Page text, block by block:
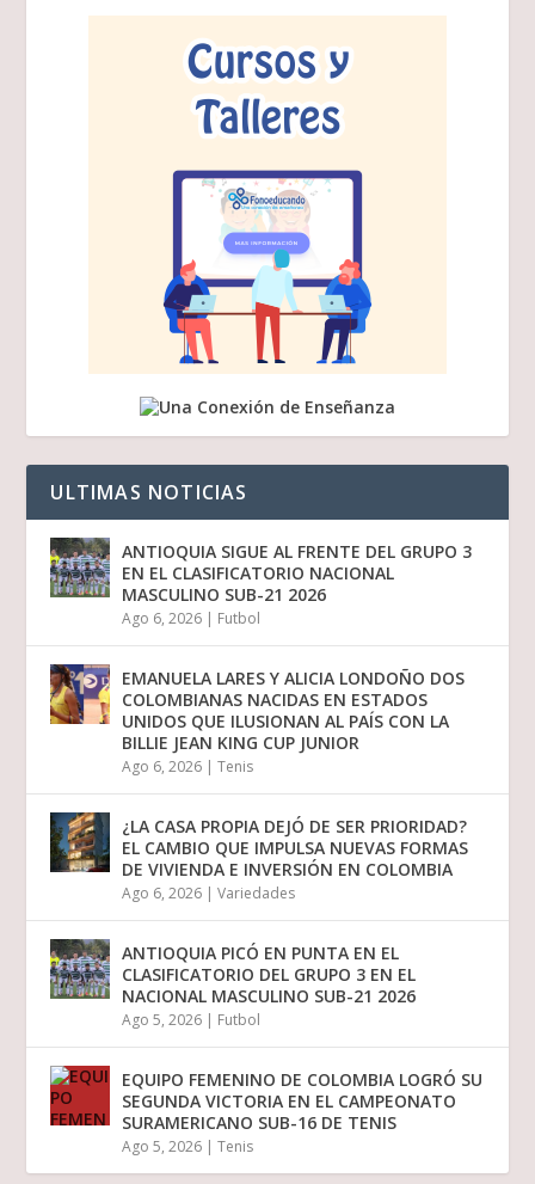
ULTIMAS NOTICIAS
ANTIOQUIA SIGUE AL FRENTE DEL GRUPO 3
EN EL CLASIFICATORIO NACIONAL
MASCULINO SUB-21 2026
Ago 6, 2026 | Futbol
EMANUELA LARES Y ALICIA LONDOÑO DOS
COLOMBIANAS NACIDAS EN ESTADOS
UNIDOS QUE ILUSIONAN AL PAÍS CON LA
BILLIE JEAN KING CUP JUNIOR
Ago 6, 2026 |Tenis
¿LA CASA PROPIA DEJÓ DE SER PRIORIDAD?
EL CAMBIO QUE IMPULSA NUEVAS FORMAS
DE VIVIENDA E INVERSIÓN EN COLOMBIA
Ago 6, 2026 |Variedades
ANTIOQUIA PICÓ EN PUNTA EN EL
CLASIFICATORIO DEL GRUPO 3 EN EL
NACIONAL MASCULINO SUB-21 2026
Ago 5, 2026 | Futbol
EQUIPO FEMENINO DE COLOMBIA LOGRÓ SU
SEGUNDA VICTORIA EN EL CAMPEONATO
SURAMERICANO SUB-16 DE TENIS
Ago 5, 2026 |Tenis